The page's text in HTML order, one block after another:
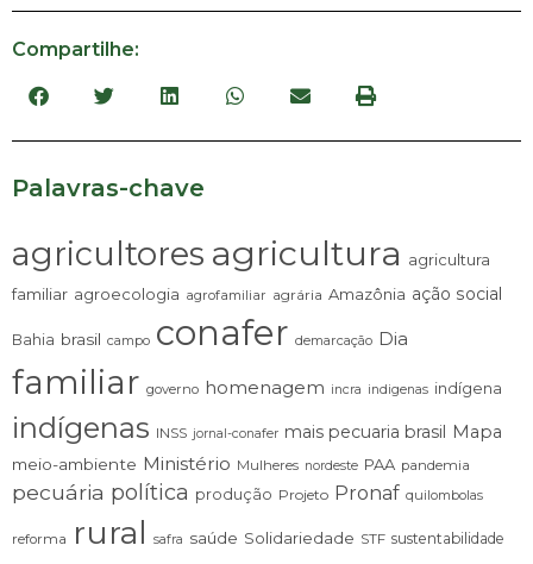
Compartilhe:
Palavras-chave
agricultores agricultura agricultura
familiar agroecologia agrofamiliar agrária Amazônia ação social
Bahia brasil campo conafer demarcação Dia
familiar governo homenagem incra indigenas indígena
indígenas INSS jornal-conafer mais pecuaria brasil Mapa
meio-ambiente Ministério Mulheres nordeste PAA pandemia
pecuária política produção Projeto Pronaf quilombolas
reforma rural safra saúde Solidariedade STF sustentabilidade